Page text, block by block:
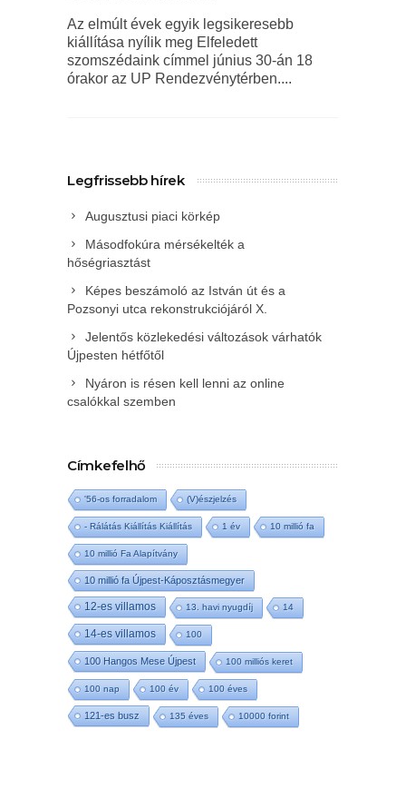
Az elmúlt évek egyik legsikeresebb
kiállítása nyílik meg Elfeledett
szomszédaink címmel június 30-án 18
órakor az UP Rendezvénytérben....
Legfrissebb hírek
Augusztusi piaci körkép
Másodfokúra mérsékelték a
hőségriasztást
Képes beszámoló az István út és a
Pozsonyi utca rekonstrukciójáról X.
Jelentős közlekedési változások várhatók
Újpesten hétfőtől
Nyáron is résen kell lenni az online
csalókkal szemben
Címkefelhő
'56-os forradalom (V)észjelzés
- Rálátás Kiállítás Kiállítás 1 év 10 millió fa
10 millió Fa Alapítvány
10 millió fa Újpest-Káposztásmegyer
12-es villamos 13. havi nyugdíj 14
14-es villamos 100
100 Hangos Mese Újpest 100 milliós keret
100 nap 100 év 100 éves
121-es busz 135 éves 10000 forint